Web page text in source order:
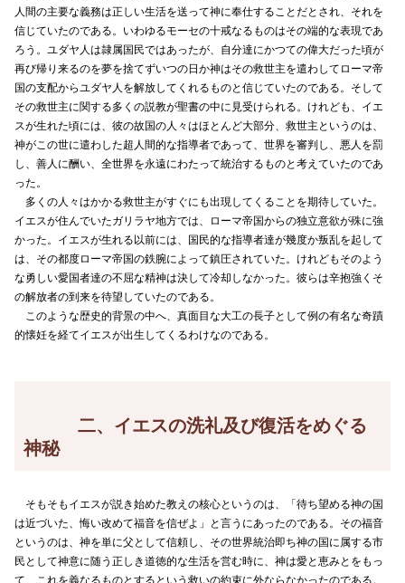
人間の主要な義務は正しい生活を送って神に奉仕することだとされ、それを
信じていたのである。いわゆるモーセの十戒なるものはその端的な表現であ
ろう。ユダヤ人は隷属国民ではあったが、自分達にかつての偉大だった頃が
再び帰り来るのを夢を捨てずいつの日か神はその救世主を遣わしてローマ帝
国の支配からユダヤ人を解放してくれるものと信じていたのである。そして
その救世主に関する多くの説教が聖書の中に見受けられる。けれども、イエ
スが生れた頃には、彼の故国の人々はほとんど大部分、救世主というのは、
神がこの世に遣わした超人間的な指導者であって、世界を審判し、悪人を罰
し、善人に酬い、全世界を永遠にわたって統治するものと考えていたのであ
った。
多くの人々はかかる救世主がすぐにも出現してくることを期待していた。
イエスが住んでいたガリラヤ地方では、ローマ帝国からの独立意欲が殊に強
かった。イエスが生れる以前には、国民的な指導者達が幾度か叛乱を起して
は、その都度ローマ帝国の鉄腕によって鎮圧されていた。けれどもそのよう
な勇しい愛国者達の不屈な精神は決して冷却しなかった。彼らは辛抱強くそ
の解放者の到来を待望していたのである。
このような歴史的背景の中へ、真面目な大工の長子として例の有名な奇蹟
的懐妊を経てイエスが出生してくるわけなのである。
二、イエスの洗礼及び復活をめぐる
神秘
そもそもイエスが説き始めた教えの核心というのは、「待ち望める神の国
は近づいた、悔い改めて福音を信ぜよ」と言うにあったのである。その福音
というのは、神を単に父として信頼し、その世界統治即ち神の国に属する市
民として神意に随う正しき道徳的な生活を営む時に、神は愛と恵みとをもっ
て、これを義なるものとするという救いの約束に外ならなかったのである。